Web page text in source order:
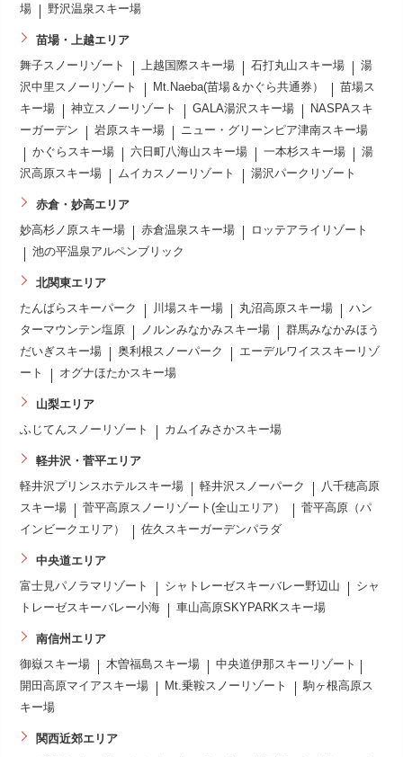
場
野沢温泉スキー場
苗場・上越エリア
舞子スノーリゾート 上越国際スキー場 石打丸山スキー場
湯
沢中里スノーリゾート
Mt.Naeba(苗場＆かぐら共通券）
苗場ス
キー場
神立スノーリゾート GALA湯沢スキー場
NASPAスキ
ーガーデン
岩原スキー場
ニュー・グリーンピア津南スキー場
かぐらスキー場
六日町八海山スキー場 一本杉スキー場
湯
沢高原スキー場
ムイカスノーリゾート 湯沢パークリゾート
赤倉・妙高エリア
妙高杉ノ原スキー場 赤倉温泉スキー場
ロッテアライリゾート
池の平温泉アルペンブリック
北関東エリア
たんばらスキーパーク 川場スキー場 丸沼高原スキー場
ハン
ターマウンテン塩原
ノルンみなかみスキー場
群馬みなかみほう
だいぎスキー場
奥利根スノーパーク
エーデルワイススキーリゾ
ート
オグナほたかスキー場
山梨エリア
ふじてんスノーリゾート カムイみさかスキー場
軽井沢・菅平エリア
軽井沢プリンスホテルスキー場 軽井沢スノーパーク
八千穂高原
スキー場
菅平高原スノーリゾート(全山エリア）
菅平高原（パ
インビークエリア）
佐久スキーガーデンパラダ
中央道エリア
富士見パノラマリゾート シャトレーゼスキーバレー野辺山
シャ
トレーゼスキーバレー小海
車山高原SKYPARKスキー場
南信州エリア
御嶽スキー場 木曽福島スキー場
中央道伊那スキーリゾート
開田高原マイアスキー場
Mt.乗鞍スノーリゾート
駒ヶ根高原ス
キー場
関西近郊エリア